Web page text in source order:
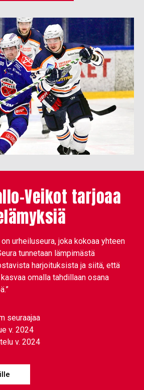
Veikot tarjoaa
urheiluseura, joka kokoaa yhteen
tunnetaan lämpimästä
harjoituksista ja siitä, että
omalla tahdillaan osana
seuraajaa
v. 2024
v. 2024